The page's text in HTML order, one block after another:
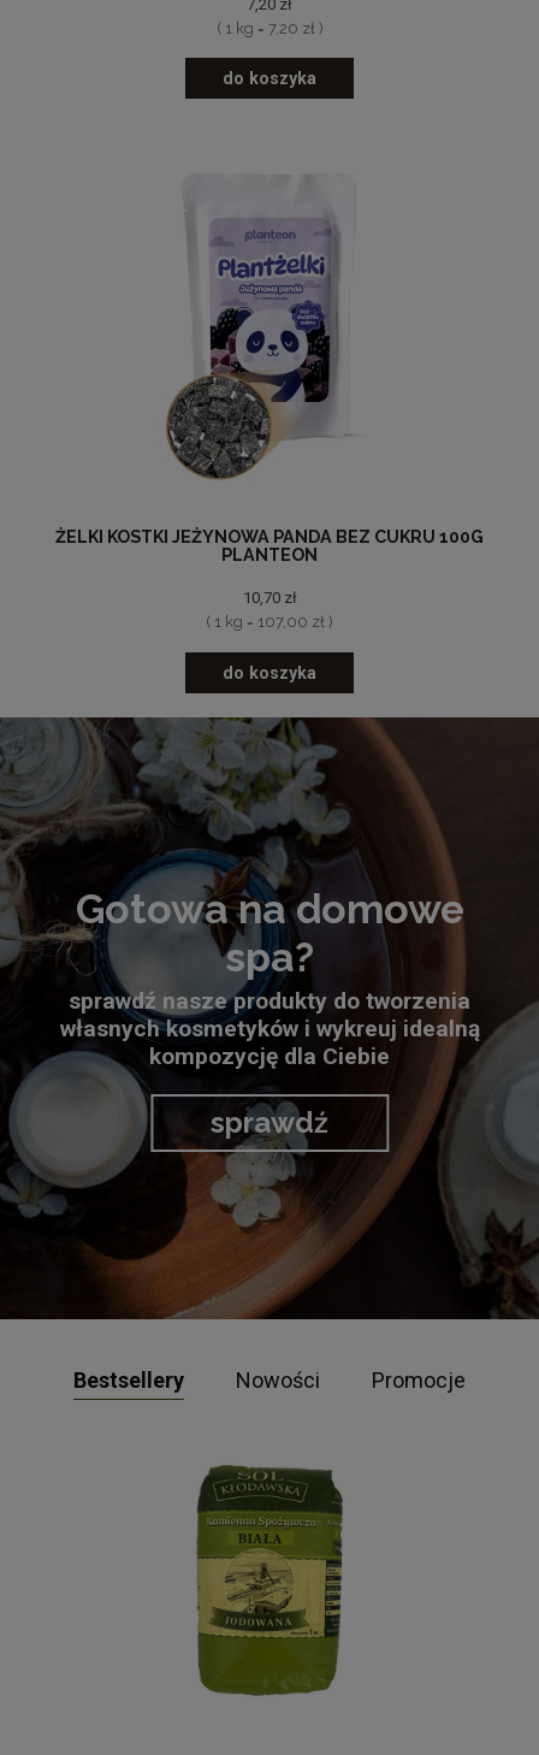
7,20 zł
( 1 kg = 7,20 zł )
do koszyka
ŻELKI KOSTKI JEŻYNOWA PANDA BEZ CUKRU 100G
PLANTEON
10,70 zł
( 1 kg = 107,00 zł )
do koszyka
Gotowa na domowe
spa?
sprawdź nasze produkty do tworzenia
własnych kosmetyków i wykreuj idealną
kompozycję dla Ciebie
sprawdź
Bestsellery Nowości Promocje